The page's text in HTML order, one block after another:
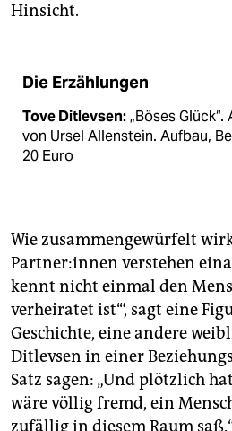
Hinsicht.
Die Erzählungen
Tove Ditlevsen:„Böses
von Ursel Allenstein. Aufbau,
20 Euro
Wie zusammengewürfelt
Part­ne­r:in­nen verstehen
kennt nicht einmal den
verheiratet ist‘“, sagt eine
Geschichte, eine andere
Ditlevsen in einer
Satz sagen: „Und plötzlich
wäre völlig fremd, ein
zufällig in diesem Raum